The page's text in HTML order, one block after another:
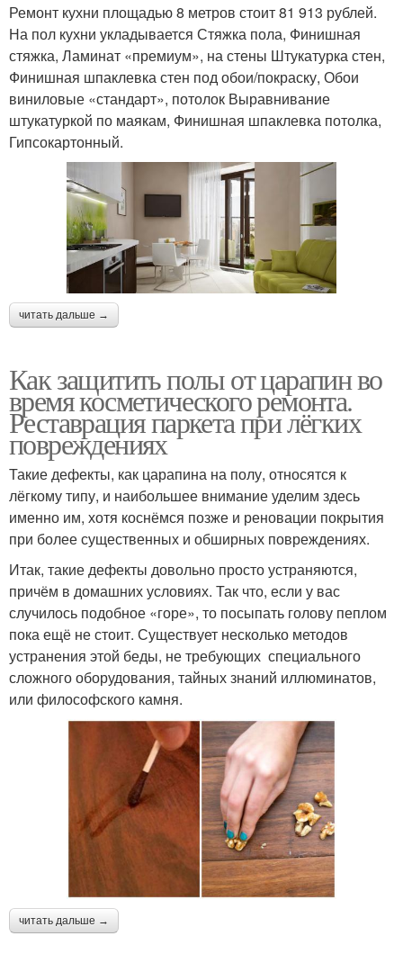
Ремонт кухни площадью 8 метров стоит 81 913 рублей.
На пол кухни укладывается Стяжка пола, Финишная
стяжка, Ламинат «премиум», на стены Штукатурка стен,
Финишная шпаклевка стен под обои/покраску, Обои
виниловые «стандарт», потолок Выравнивание
штукатуркой по маякам, Финишная шпаклевка потолка,
Гипсокартонный.
читать дальше →
Как защитить полы от царапин во
время косметического ремонта.
Реставрация паркета при лёгких
повреждениях
Такие дефекты, как царапина на полу, относятся к
лёгкому типу, и наибольшее внимание уделим здесь
именно им, хотя коснёмся позже и реновации покрытия
при более существенных и обширных повреждениях.
Итак, такие дефекты довольно просто устраняются,
причём в домашних условиях. Так что, если у вас
случилось подобное «горе», то посыпать голову пеплом
пока ещё не стоит. Существует несколько методов
устранения этой беды, не требующих специального
сложного оборудования, тайных знаний иллюминатов,
или философского камня.
читать дальше →